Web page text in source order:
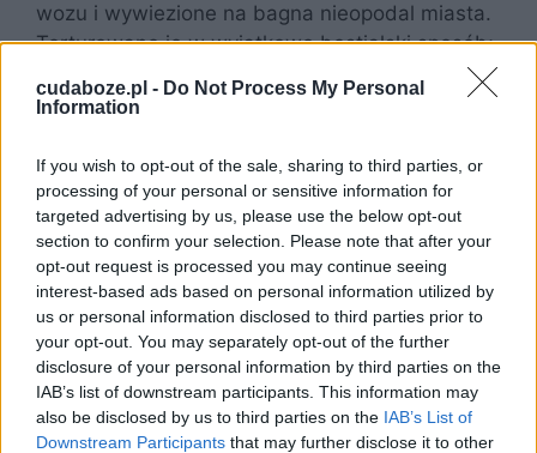
cudaboze.pl - Do Not Process My Personal
Information
If you wish to opt-out of the sale, sharing to third parties, or
processing of your personal or sensitive information for
targeted advertising by us, please use the below opt-out
section to confirm your selection. Please note that after your
opt-out request is processed you may continue seeing
interest-based ads based on personal information utilized by
us or personal information disclosed to third parties prior to
your opt-out. You may separately opt-out of the further
disclosure of your personal information by third parties on the
IAB’s list of downstream participants. This information may
also be disclosed by us to third parties on the IAB’s List of
Downstream Participants that may further disclose it to other
wozu i wywiezione na bagna nieopodal miasta.
Torturowano je w wyjątkowo bestialski sposób;
kaleczono ich ciała aż do kości. Żadna z kobiet
wierne Chrystusowi. Po torturach przywiązano
do ich ciał kamienie i utopiono je w bagnach. Ich
ciała miały na zawsze pozostać na mokradłach,
pozbawione właściwego pochówku, ale brat
Teodory, niejaki Teodot postanowił wydobyć
ciała z wody i sprawić im właściwy,
chrześcijański pogrzeb. Udało mu się tego
dokonać, lecz czyn ten kosztował go życie,
gdyż został zdradzony przez jednego z
sąsiadów i zmarł męczeńską śmiercią.